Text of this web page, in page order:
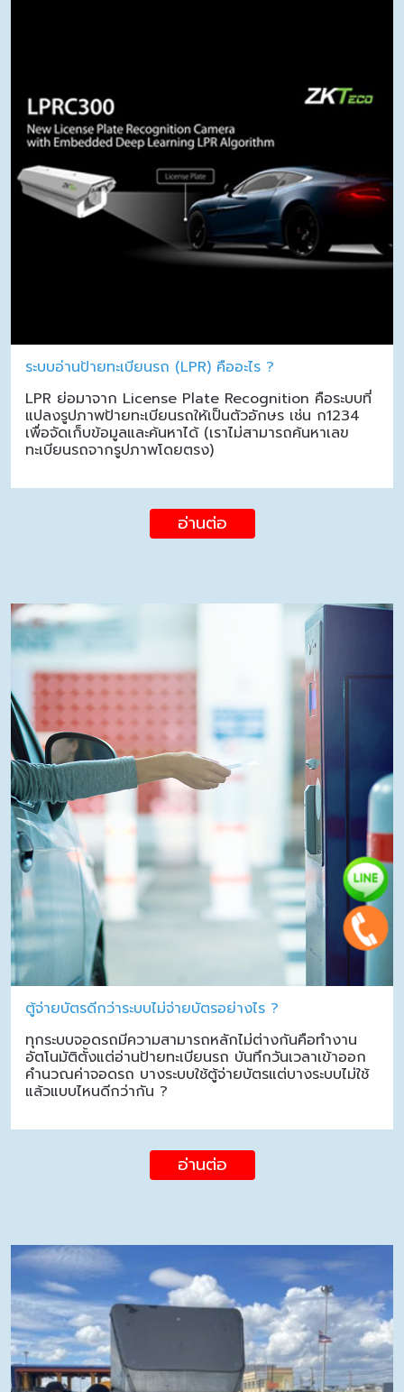
ระบบอ่านป้ายทะเบียนรถ (LPR) คืออะไร ?
LPR ย่อมาจาก License Plate Recognition คือระบบที่
แปลงรูปภาพป้ายทะเบียนรถให้เป็นตัวอักษร เช่น ก1234
เพื่อจัดเก็บข้อมูลและค้นหาได้ (เราไม่สามารถค้นหาเลข
ทะเบียนรถจากรูปภาพโดยตรง)
อ่านต่อ
ตู้จ่ายบัตรดีกว่าระบบไม่จ่ายบัตรอย่างไร ?
ทุกระบบจอดรถมีความสามารถหลักไม่ต่างกันคือทำงาน
อัตโนมัติตั้งแต่อ่านป้ายทะเบียนรถ บันทึกวันเวลาเข้าออก
คำนวณค่าจอดรถ บางระบบใช้ตู้จ่ายบัตรแต่บางระบบไม่ใช้
แล้วแบบไหนดีกว่ากัน ?
อ่านต่อ